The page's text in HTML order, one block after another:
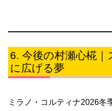
今後の村瀬心椛｜
に広げる夢
ミラノ・コルティナ2026冬